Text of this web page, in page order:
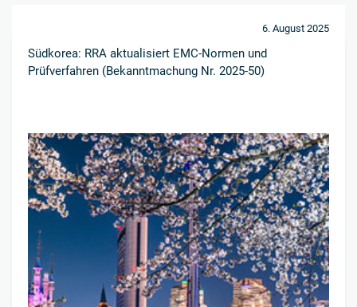
6. August 2025
Südkorea: RRA aktualisiert EMC-Normen und
Prüfverfahren (Bekanntmachung Nr. 2025-50)